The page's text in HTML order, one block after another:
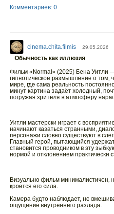
Комментариев: 0
cinema.chita.filmis 29.05.2026
Обычность как иллюзия
Фильм «Normal» (2025) Бена Уитли
гипнотическое размышление о том,
мире, где сама реальность
минут картина задаёт холодный,
погружая зрителя в атмосферу
Уитли мастерски играет с
начинают казаться странными,
персонажи словно существуют в
Главный герой, пытающийся
становится проводником в эту
нормой и отклонением практически
Визуально фильм минималистичен,
кроется его сила.
Камера будто наблюдает, не
ощущение внутреннего разлада.